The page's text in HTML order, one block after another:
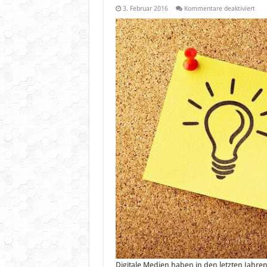
3. Februar 2016 Kommentare deaktiviertfür
im
–
ein
Digitale Medien haben in den letzten